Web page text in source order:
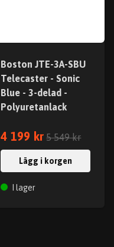
Boston JTE-3A-SBU
Telecaster - Sonic
Blue - 3-delad -
Polyuretanlack
4 199 kr 5 549 kr
Lägg i korgen
I lager